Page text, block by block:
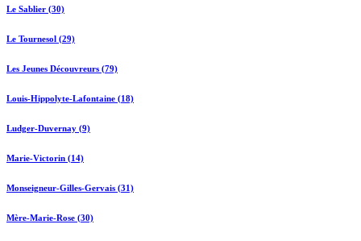
Le Sablier (30)
Le Tournesol (29)
Les Jeunes Découvreurs (79)
Louis-Hippolyte-Lafontaine (18)
Ludger-Duvernay (9)
Marie-Victorin (14)
Monseigneur-Gilles-Gervais (31)
Mère-Marie-Rose (30)